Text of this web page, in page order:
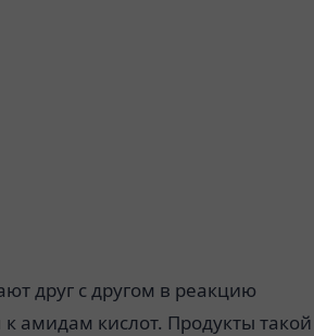
друг с другом в реакцию
амидам кислот. Продукты такой